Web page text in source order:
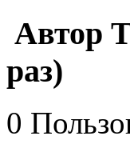
Автор
раз)
0